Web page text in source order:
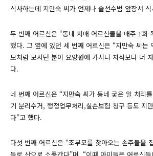
식사하는데 지만숙 씨가 언제나 솔선수범 앞장서
두 번째 어르신은 “동네 치매 어르신들을 매주 1회
했다. 그 옆에 있던 세 번째 어르신은 “지만숙 씨는
모처럼 모시던 분이 요양원에 가시니 자식보다 더
다.
네 번째 어르신은 “지만숙 씨가 동네 궂은 일 처리
기 분리수거, 행정업무처리,실손보험 청구 등도 지
다”고 했다.
다섯 번째 어르신은 “조부모를 찾아오는 손주들을